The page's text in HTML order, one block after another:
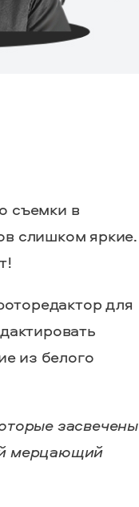
съемки в
слишком яркие.
для
из белого
засвечены
мерцающий